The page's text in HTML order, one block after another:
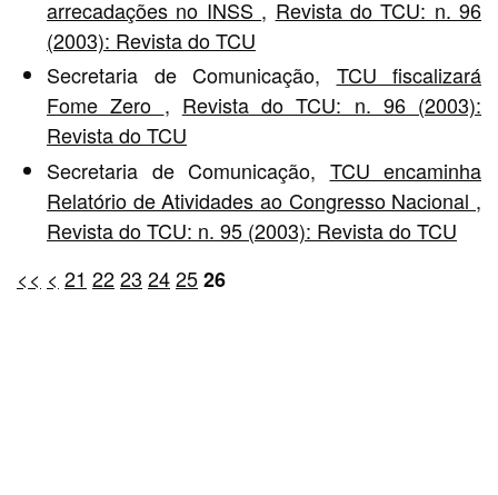
arrecadações no INSS , Revista do TCU: n. 96
(2003): Revista do TCU
Secretaria de Comunicação, TCU fiscalizará
Fome Zero , Revista do TCU: n. 96 (2003):
Revista do TCU
Secretaria de Comunicação, TCU encaminha
Relatório de Atividades ao Congresso Nacional ,
Revista do TCU: n. 95 (2003): Revista do TCU
<< < 21 2223 242526